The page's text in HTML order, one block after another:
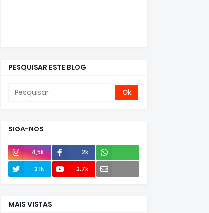
3.1k